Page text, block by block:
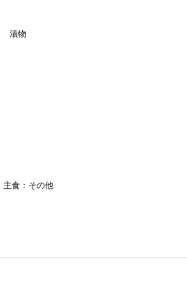
漬物
主食：その他